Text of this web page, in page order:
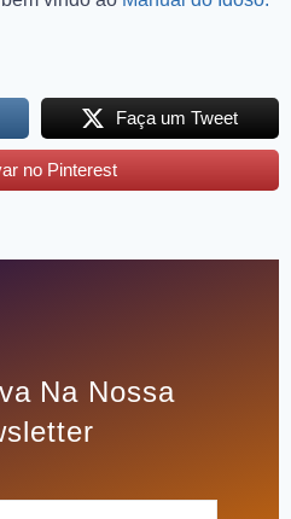
Faça um Tweet
no Pinterest
Na Nossa